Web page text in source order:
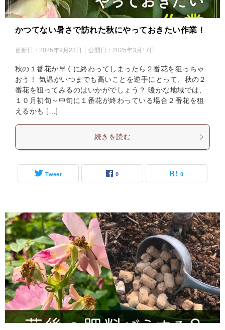
かつてない暑さで訪れた秋にやっておきたい作業！
更新日： 2025年9月23日 公開日： 2025年3月17日
秋の１番花が早くに終わってしまったら２番花を狙っちゃ
おう！ 気温がいつまでも高いことを逆手にとって、秋の２
番花を狙ってみるのはいかがでしょう？ 暖かな地域では、
１０月初旬～中旬に１番花が終わっている場合２番花を狙
えるかも […]
続きを読む
Tweet 0 0